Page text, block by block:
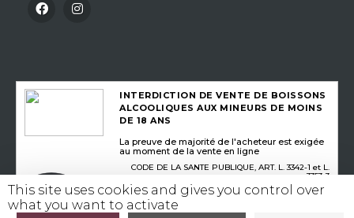
INTERDICTION DE VENTE DE BOISSONS
ALCOOLIQUES AUX MINEURS DE MOINS
DE 18 ANS
La preuve de majorité de l'acheteur est exigée
au moment de la vente en ligne
CODE DE LA SANTE PUBLIQUE, ART. L. 3342-1 et L.
3353-3
L’abus d’alcool est dangereux pour la santé, consommez avec modération
This site uses cookies and gives you control over
what you want to activate